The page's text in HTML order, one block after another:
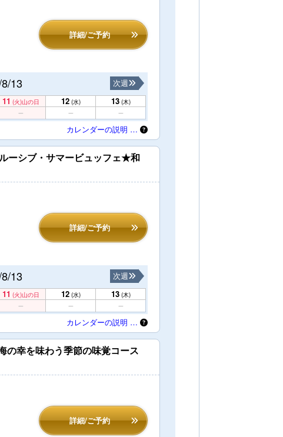
詳細/ご予約
13
次週
11 (火)山の日 12 (水) 13 (木)
カレンダーの説明 …
ーシブ・サマービュッフェ★和
詳細/ご予約
13
次週
11 (火)山の日 12 (水) 13 (木)
カレンダーの説明 …
の幸を味わう季節の味覚コース
詳細/ご予約